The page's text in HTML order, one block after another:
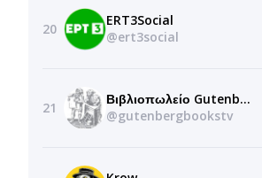
20
ERT3Social
@ert3social
21
Βιβλιοπωλείο Gutenberg
@gutenbergbookstv